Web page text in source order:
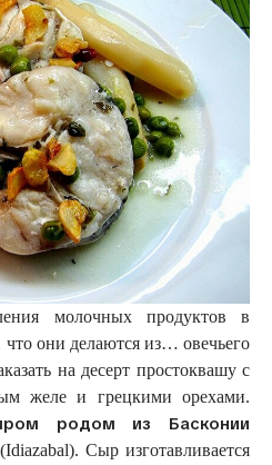
молочных продуктов в
что они делаются из… овечьего
на десерт простоквашу с
желе и грецкими орехами.
родом из Басконии
Сыр изготавливается